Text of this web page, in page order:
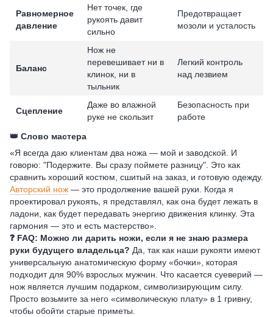
Равномерное
давление
Нет точек, где
рукоять давит
сильно
Предотвращает
мозоли и усталость
Баланс
Нож не
перевешивает ни в
клинок, ни в
тыльник
Легкий контроль
над лезвием
Сцепление
Даже во влажной
руке не скользит
Безопасность при
работе
👑 Слово мастера
«Я всегда даю клиентам два ножа — мой и заводской. И
говорю: "Подержите. Вы сразу поймете разницу". Это как
сравнить хороший костюм, сшитый на заказ, и готовую одежду.
Авторский нож — это продолжение вашей руки. Когда я
проектировал рукоять, я представлял, как она будет лежать в
ладони, как будет передавать энергию движения клинку. Эта
гармония — это и есть мастерство».
❓ FAQ: Можно ли дарить ножи, если я не знаю размера
руки будущего владельца? Да, так как наши рукояти имеют
универсальную анатомическую форму «бочки», которая
подходит для 90% взрослых мужчин. Что касается суеверий —
нож является лучшим подарком, символизирующим силу.
Просто возьмите за него «символическую плату» в 1 гривну,
чтобы обойти старые приметы.